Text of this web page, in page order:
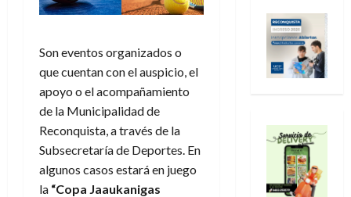
Son eventos organizados o
que cuentan con el auspicio, el
apoyo o el acompañamiento
de la Municipalidad de
Reconquista, a través de la
Subsecretaría de Deportes. En
algunos casos estará en juego
la “Copa Jaaukanigas